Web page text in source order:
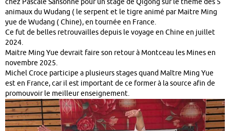
chez Pascale Sansonne pour un stage de Qigong sur le thème des 5
animaux du Wudang ( le serpent et le tigre animé par Maitre Ming
yue de Wudang ( Chine), en tournée en France.
Ce fut de belles retrouvailles depuis le voyage en Chine en juillet
2024.
Maitre Ming Yue devrait faire son retour à Montceau les Mines en
novembre 2025.
Michel Croce participe a plusieurs stages quand Maître Ming Yue
est en France, car il est important de ce former à la source afin de
promouvoir le meilleur enseignement.